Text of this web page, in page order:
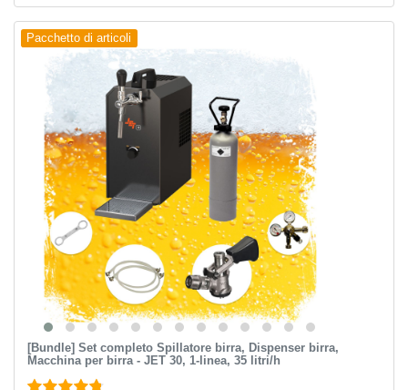
Pacchetto di articoli
[Bundle] Set completo Spillatore birra, Dispenser birra,
Macchina per birra - JET 30, 1-linea, 35 litri/h